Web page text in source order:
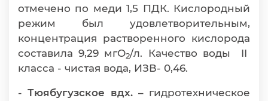
отмечено по меди 1,5 ПДК. Кислородный
режим был удовлетворительным,
концентрация растворенного кислорода
составила 9,29 мгО2/л. Качество воды II
класса - чистая вода, ИЗВ- 0,46.
-Тюябугузское вдх.– гидротехническое